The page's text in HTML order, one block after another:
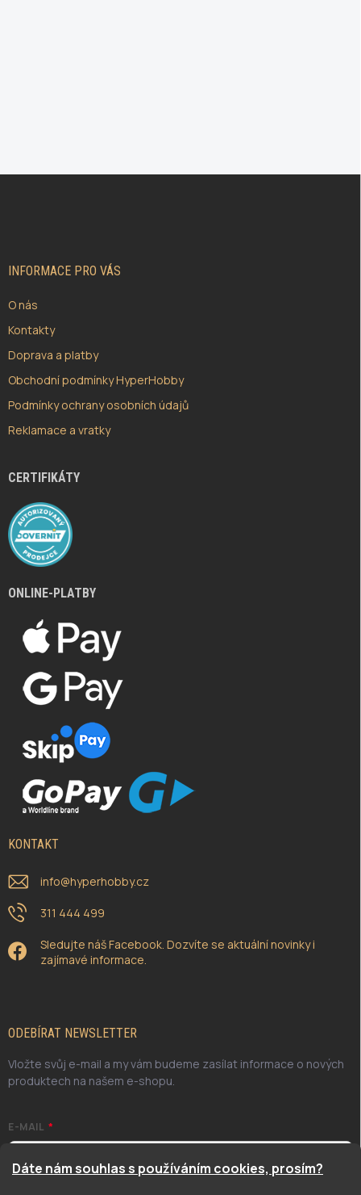
Dáte nám souhlas s používáním cookies, prosím?
INFORMACE PRO VÁS
O nás
Kontakty
Doprava a platby
Obchodní podmínky HyperHobby
Podmínky ochrany osobních údajů
Reklamace a vratky
CERTIFIKÁTY
ONLINE-PLATBY
KONTAKT
info@hyperhobby.cz
311 444 499
Sledujte náš Facebook. Dozvíte se aktuální novinky i
zajímavé informace.
ODEBÍRAT NEWSLETTER
Vložte svůj e-mail a my vám budeme zasílat informace o nových
produktech na našem e-shopu.
E-MAIL